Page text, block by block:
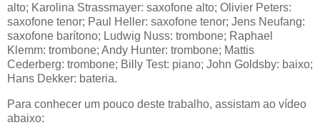
alto; Karolina Strassmayer: saxofone alto; Olivier Peters:
saxofone tenor; Paul Heller: saxofone tenor; Jens Neufang:
saxofone barítono; Ludwig Nuss: trombone; Raphael
Klemm: trombone; Andy Hunter: trombone; Mattis
Cederberg: trombone; Billy Test: piano; John Goldsby: baixo;
Hans Dekker: bateria.
Para conhecer um pouco deste trabalho, assistam ao vídeo
abaixo: